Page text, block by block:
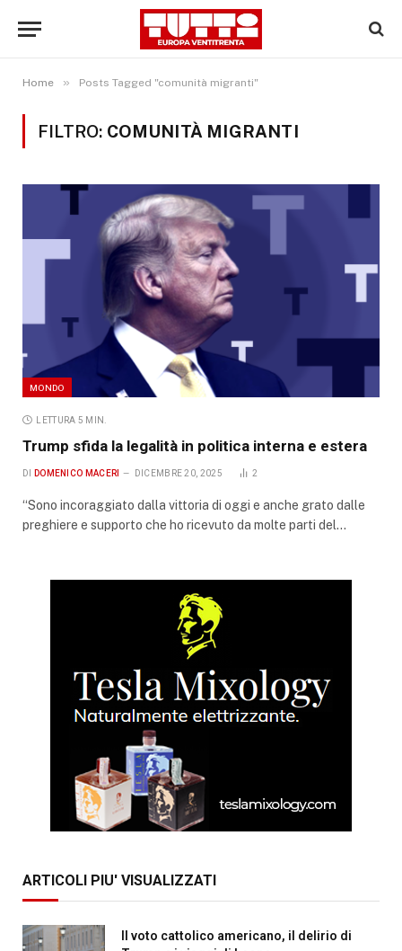
Home » Posts Tagged "comunità migranti"
FILTRO: COMUNITÀ MIGRANTI
MONDO
LETTURA 5 MIN.
Trump sfida la legalità in politica interna e estera
DI DOMENICO MACERI DICEMBRE 20, 2025 2
“Sono incoraggiato dalla vittoria di oggi e anche grato dalle
preghiere e supporto che ho ricevuto da molte parti del…
ARTICOLI PIU' VISUALIZZATI
Il voto cattolico americano, il delirio di